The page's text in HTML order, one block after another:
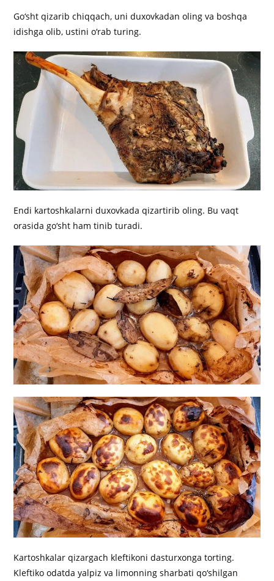
Go‘sht qizarib chiqqach, uni duxovkadan oling va boshqa
idishga olib, ustini o‘rab turing.
Endi kartoshkalarni duxovkada qizartirib oling. Bu vaqt
orasida go‘sht ham tinib turadi.
Kartoshkalar qizargach kleftikoni dasturxonga torting.
Kleftiko odatda yalpiz va limonning sharbati qo‘shilgan